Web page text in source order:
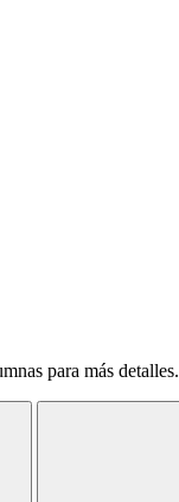
para más detalles.